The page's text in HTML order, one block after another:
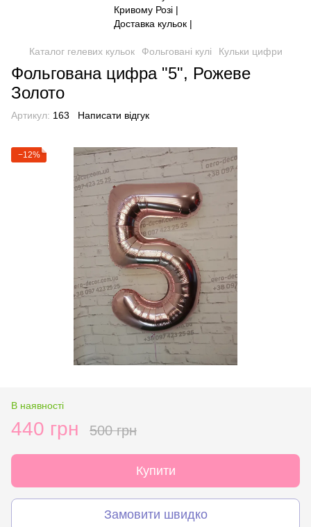
Каталог гелевих кульок Фольговані кулі Кульки цифри
Фольгована цифра "5", Рожеве
Золото
Артикул: 163 Написати відгук
−12%
В наявності
440 грн 500 грн
Купити
Замовити швидко